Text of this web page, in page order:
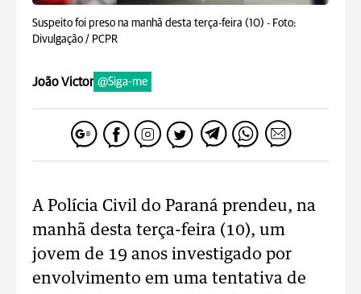
Suspeito foi preso na manhã desta terça-feira (10) - Foto:
Divulgação / PCPR
João Victor @Siga-me
A Polícia Civil do Paraná prendeu, na
manhã desta terça-feira (10), um
jovem de 19 anos investigado por
envolvimento em uma tentativa de